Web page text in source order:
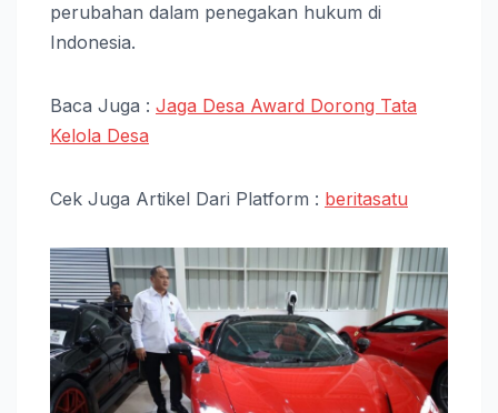
perubahan dalam penegakan hukum di
Indonesia.
Baca Juga : Jaga Desa Award Dorong Tata
Kelola Desa
Cek Juga Artikel Dari Platform : beritasatu